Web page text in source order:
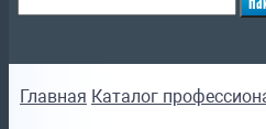
Главная Каталог